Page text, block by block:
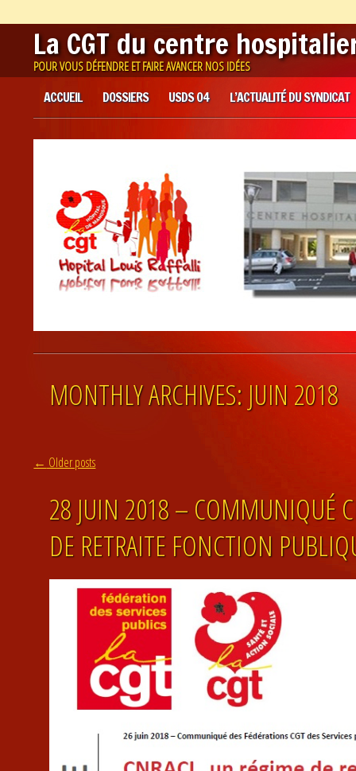
La CGT du centre
POUR VOUS DÉFENDRE ET FAIRE AVANCER NOS IDÉES
Main menu
content
ACCUEIL DOSSIERS USDS 04 L’ACTUALITÉ DU SYNDICAT
MONTHLY ARCHIVES:JUIN 2018
Post navigation
← Older posts
28 JUIN 2018 – COMMUNIQUÉ
DE RETRAITE FONCTION